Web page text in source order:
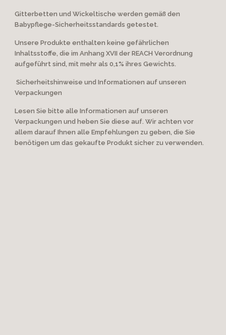
Gitterbetten und Wickeltische werden gemäß den
Babypflege-Sicherheitsstandards getestet.
Unsere Produkte enthalten keine gefährlichen
Inhaltsstoffe, die im Anhang XVII der REACH Verordnung
aufgeführt sind, mit mehr als 0,1% ihres Gewichts.
Sicherheitshinweise und Informationen auf unseren
Verpackungen
Lesen Sie bitte alle Informationen auf unseren
Verpackungen und heben Sie diese auf. Wir achten vor
allem darauf Ihnen alle Empfehlungen zu geben, die Sie
benötigen um das gekaufte Produkt sicher zu verwenden.